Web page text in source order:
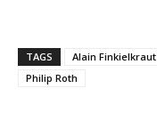
TAGS Alain Finkielkraut
Philip Roth